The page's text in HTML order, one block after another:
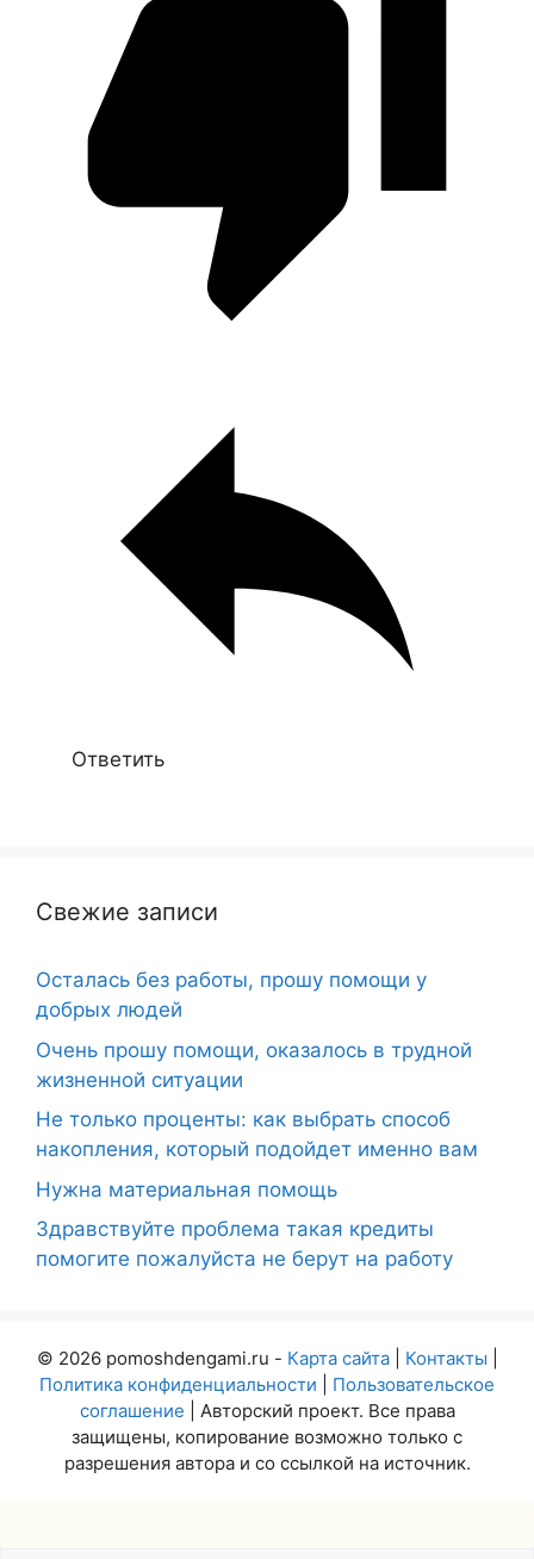
Ответить
Свежие записи
Осталась без работы, прошу помощи у
добрых людей
Очень прошу помощи, оказалось в трудной
жизненной ситуации
Не только проценты: как выбрать способ
накопления, который подойдет именно вам
Нужна материальная помощь
Здравствуйте проблема такая кредиты
помогите пожалуйста не берут на работу
© 2026 pomoshdengami.ru - Карта сайта| Контакты
Политика конфиденциальности
Пользовательское
соглашение | Авторский проект. Все права
защищены, копирование возможно только с
разрешения автора и со ссылкой на источник.